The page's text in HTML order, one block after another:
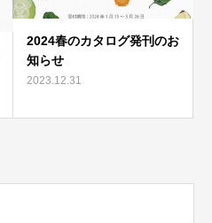
2024春のカタログ発刊のお
知らせ
2023.12.31